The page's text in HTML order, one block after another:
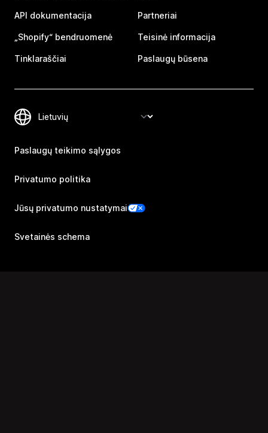
API dokumentacija
„Shopify“ bendruomenė
Tinklaraščiai
Partneriai
Teisinė informacija
Paslaugų būsena
Paslaugų teikimo sąlygos
Privatumo politika
Jūsų privatumo nustatymai
Svetainės schema